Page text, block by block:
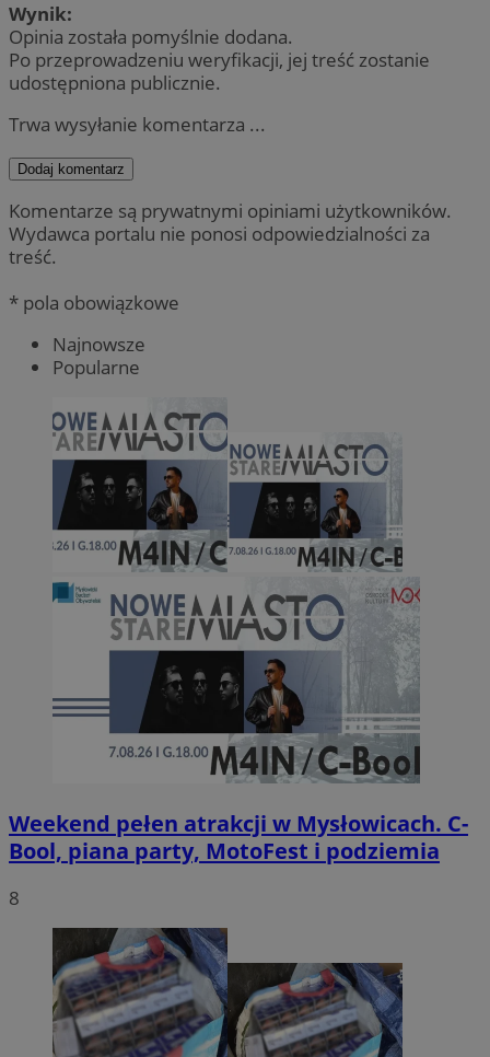
Wynik:
Opinia została pomyślnie dodana.
Po przeprowadzeniu weryfikacji, jej treść zostanie
udostępniona publicznie.
Trwa wysyłanie komentarza ...
Dodaj komentarz
Komentarze są prywatnymi opiniami użytkowników.
Wydawca portalu nie ponosi odpowiedzialności za
treść.
* pola obowiązkowe
Najnowsze
Popularne
Weekend pełen atrakcji w Mysłowicach. C-
Bool, piana party, MotoFest i podziemia
8